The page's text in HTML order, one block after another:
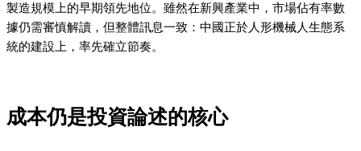
製造規模上的早期領先地位。雖然在新興產業中，市場佔有率數
據仍需審慎解讀，但整體訊息一致：中國正於人形機械人生態系
統的建設上，率先確立節奏。
成本仍是投資論述的核心